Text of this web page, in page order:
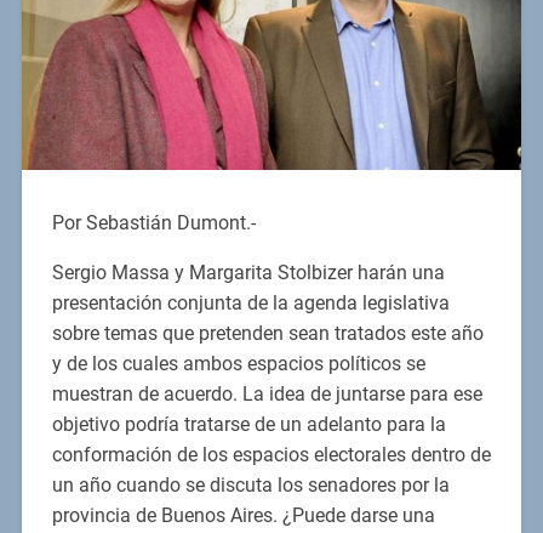
Por Sebastián Dumont.-
Sergio Massa y Margarita Stolbizer harán una
presentación conjunta de la agenda legislativa
sobre temas que pretenden sean tratados este año
y de los cuales ambos espacios políticos se
muestran de acuerdo. La idea de juntarse para ese
objetivo podría tratarse de un adelanto para la
conformación de los espacios electorales dentro de
un año cuando se discuta los senadores por la
provincia de Buenos Aires. ¿Puede darse una